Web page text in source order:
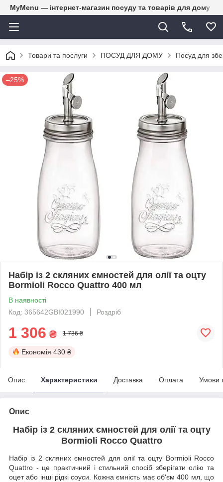
MyMenu — інтернет-магазин посуду та товарів для дому
Товари та послуги ПОСУД ДЛЯ ДОМУ Посуд для
–25%
Набір із 2 скляних ємностей для олії та оцту
Bormioli Rocco Quattro 400 мл
В наявності
Код: 365642GBI021990
Роздріб
1 306 ₴ 1 736 ₴
Економія 430 ₴
Опис Характеристики Доставка Оплата Умови
Опис
Набір із 2 скляних ємностей для олії та оцту
Bormioli Rocco Quattro
Набір із 2 скляних ємностей для олії та оцту Bormioli Rocco
Quattro - це практичний і стильний спосіб зберігати олію та
оцет або інші рідкі соуси. Кожна ємність має об'єм 400 мл, що